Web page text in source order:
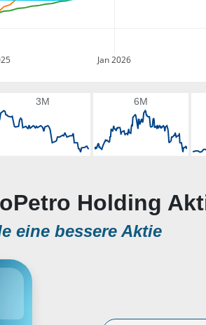
Jan 2026
3M 6M
Holding
eine bessere Aktie